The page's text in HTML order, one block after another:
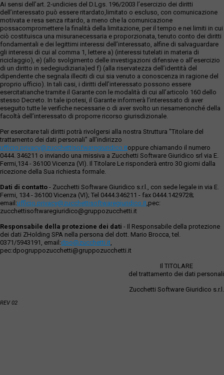
Ai sensi dell’art. 2-undicies del D.Lgs. 196/2003 l’esercizio dei diritti
dell’interessato può essere ritardato,limitato o escluso, con comunicazione
motivata e resa senza ritardo, a meno che la comunicazione
possacompromettere la finalità della limitazione, per il tempo e nei limiti in cui
ciò costituisca una misuranecessaria e proporzionata, tenuto conto dei diritti
fondamentali e dei legittimi interessi dell’interessato, alfine di salvaguardare
gli interessi di cui al comma 1, lettere a) (interessi tutelati in materia di
riciclaggio), e) (allo svolgimento delle investigazioni difensive o all’esercizio
di un diritto in sedegiudiziaria)ed f) (alla riservatezza dell’identità del
dipendente che segnala illeciti di cui sia venuto a conoscenza in ragione del
proprio ufficio). In tali casi, i diritti dell’interessato possono essere
esercitatianche tramite il Garante con le modalità di cui all’articolo 160 dello
stesso Decreto. In tale ipotesi, il Garante informerà l’interessato di aver
eseguito tutte le verifiche necessarie o di aver svolto un riesamenonché della
facoltà dell’interessato di proporre ricorso giurisdizionale.
Per esercitare tali diritti potrà rivolgersi alla nostra Struttura "Titolare del
trattamento dei dati personali" all'indirizzo
ufficio.privacy@zucchettisofwaregiuridico.itoppure chiamando il numero
0444. 346211 o inviando una missiva a Zucchetti Software Giuridico srl via E.
Fermi,134 - 36100 Vicenza (VI). Il Titolare Le risponderà entro 30 giorni dalla
ricezione della Sua richiesta formale.
Dati di contatto - Zucchetti Software Giuridico s.r.l., con sede legale in via E.
Fermi, 134 - 36100 Vicenza (VI); Tel 0444.346211 - fax 0444.1429728;
email:ufficio.privacy@zucchettisoftwaregiuridico.it,pec:
zucchettisoftwaregiuridico@gruppozucchetti.it
Responsabile della protezione dei dati - Il Responsabile della protezione
dei dati ZHolding SPA nella persona del dott. Mario Brocca, tel.
0371/5943191, email:dpo@zucchetti.it,
pec:dpogruppozucchetti@gruppozucchetti.it
Il TITOLARE
del trattamento dei dati personali
Zucchetti Software Giuridico s.r.l.
REV 02